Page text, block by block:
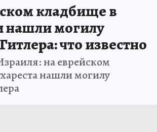
кладбище в
могилу
что известно
на еврейском
нашли могилу